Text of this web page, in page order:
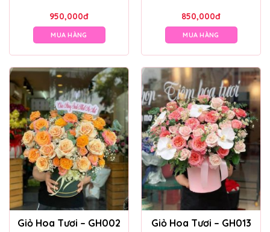
950,000đ
MUA HÀNG
850,000đ
MUA HÀNG
Giỏ Hoa Tươi – GH002 Giỏ Hoa Tươi – GH013